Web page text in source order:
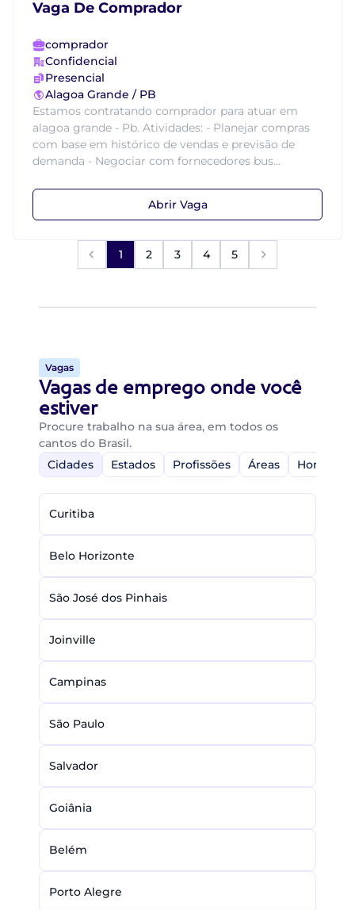
Vaga De Comprador
comprador
Confidencial
Presencial
Alagoa Grande / PB
Estamos contratando comprador para atuar em
alagoa grande - Pb. Atividades: - Planejar compras
com base em histórico de vendas e previsão de
demanda - Negociar com fornecedores bus...
Abrir Vaga
1 2 3 4 5
Vagas
Vagas de emprego onde você
estiver
Procure trabalho na sua área, em todos os
cantos do Brasil.
Cidades
Estados Profissões Áreas Home-
Curitiba
Belo Horizonte
São José dos Pinhais
Joinville
Campinas
São Paulo
Salvador
Goiânia
Belém
Porto Alegre